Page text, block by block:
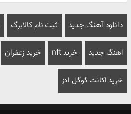
دانلود آهنگ جدید ثبت نام کالابرگ
آهنگ جدید خرید nft خرید زعفران
خرید اکانت گوگل ادز